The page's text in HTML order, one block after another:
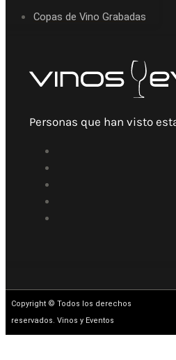
Copas de Vino Grabadas
Personas que han visto
Copyright © Todos los derechos
reservados. Vinos y Eventos